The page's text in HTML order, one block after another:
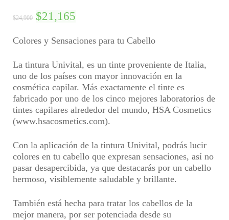
$24,900 $21,165
Colores y Sensaciones para tu Cabello
La tintura Univital, es un tinte proveniente de Italia,
uno de los países con mayor innovación en la
cosmética capilar. Más exactamente el tinte es
fabricado por uno de los cinco mejores laboratorios de
tintes capilares alrededor del mundo, HSA Cosmetics
(www.hsacosmetics.com).
Con la aplicación de la tintura Univital, podrás lucir
colores en tu cabello que expresan sensaciones, así no
pasar desapercibida, ya que destacarás por un cabello
hermoso, visiblemente saludable y brillante.
También está hecha para tratar los cabellos de la
mejor manera, por ser potenciada desde su